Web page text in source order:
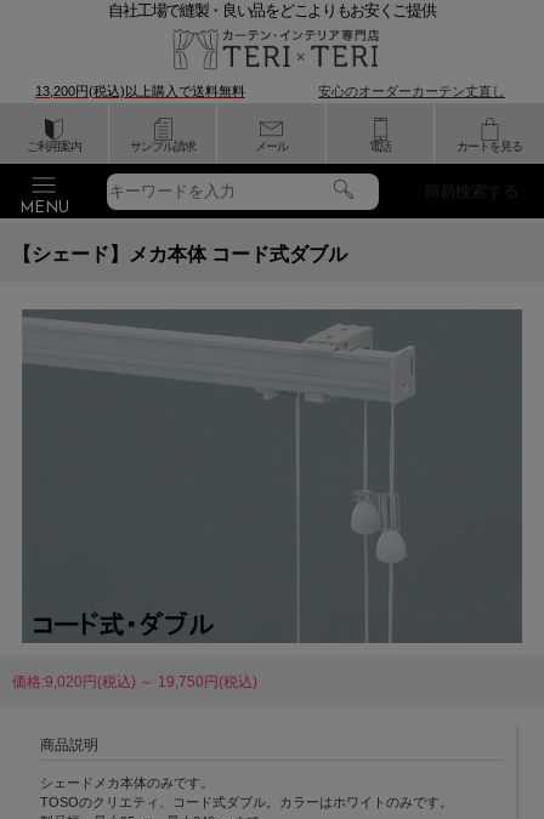
ご利用案内 サンプル請求 メール 電話 カートを見る
自社工場で縫製・良い品をどこよりもお安くご提供
13,200円(税込)以上購入で送料無料 安心のオーダーカーテン丈直し
簡易検索する
【シェード】メカ本体 コード式ダブル
価格:9,020円(税込) ～ 19,750円(税込)
商品説明
シェードメカ本体のみです。
TOSOのクリエティ、コード式ダブル。カラーはホワイトのみです。